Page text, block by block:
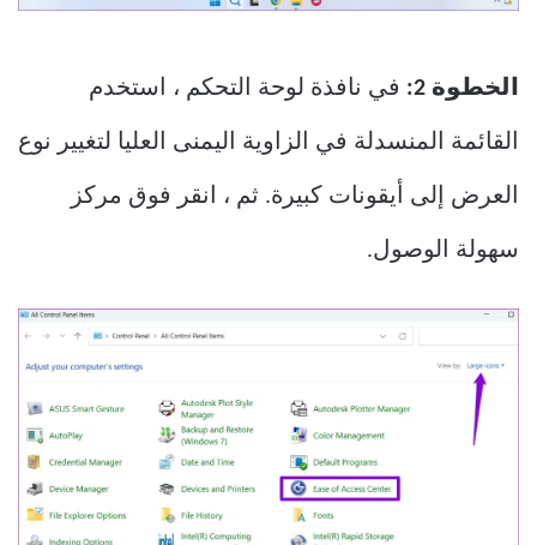
الخطوة 2: في نافذة لوحة التحكم ، استخدم
القائمة المنسدلة في الزاوية اليمنى العليا لتغيير نوع
العرض إلى أيقونات كبيرة. ثم ، انقر فوق مركز
سهولة الوصول.